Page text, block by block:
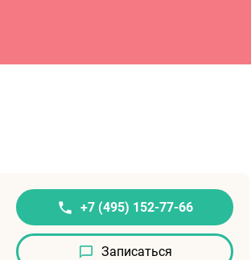
+7 (495) 152-77-66
Записаться